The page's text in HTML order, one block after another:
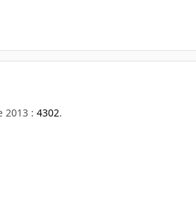
2013 : 4302.